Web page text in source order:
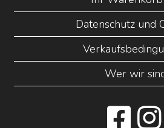
Datenschutz und
Wer wir